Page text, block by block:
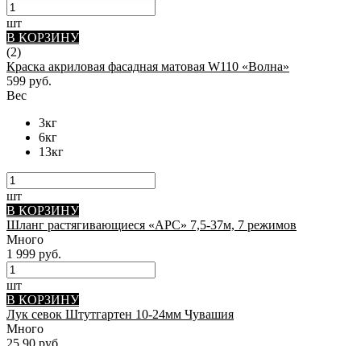
шт
В КОРЗИНУ
(2)
Краска акриловая фасадная матовая W110 «Волна»
599 руб.
Вес
3кг
6кг
13кг
шт
В КОРЗИНУ
Шланг растягивающиеся «АРС» 7,5-37м, 7 режимов
Много
1 999 руб.
шт
В КОРЗИНУ
Лук севок Штутгартен 10-24мм Чувашия
Много